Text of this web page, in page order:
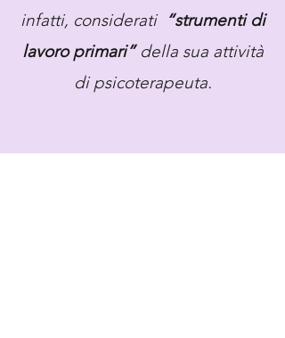
infatti, considerati “strumenti di
lavoro primari” della sua attività
di psicoterapeuta.